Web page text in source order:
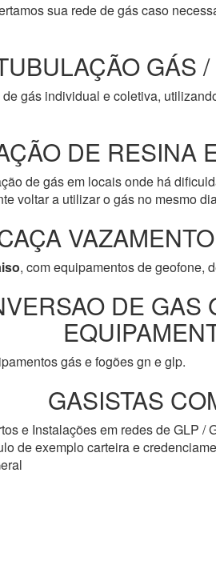
sua rede de gás caso
GÁS
gás individual e coletiva,
DE RESINA
de gás em locais onde há
voltar a utilizar o gás no mesmo
, com equipamentos de geofone,
DE
gás e fogões gn e glp.
GASISTAS
e Instalações em redes de GLP
de exemplo carteira e